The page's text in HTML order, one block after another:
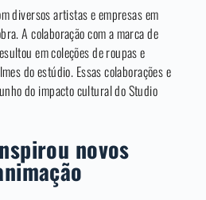
diversos artistas e empresas em
A colaboração com a marca de
em coleções de roupas e
do estúdio. Essas colaborações e
do impacto cultural do Studio
novos